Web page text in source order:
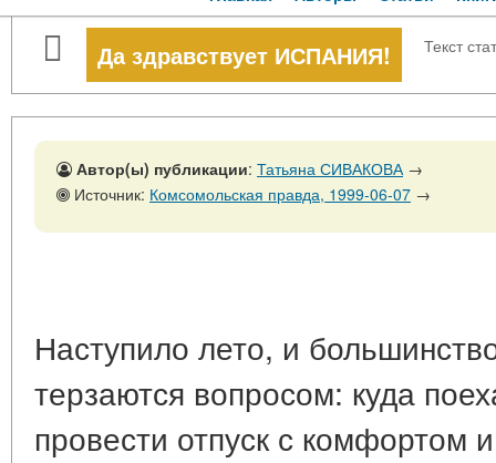
Да здравствует ИСПАНИЯ! Текст
Автор(ы) публикации: Татьяна СИВАКОВА→
Источник: Комсомольская правда, 1999-06-07 →
Наступило лето, и
терзаются вопросом: куда
провести отпуск с комфортом